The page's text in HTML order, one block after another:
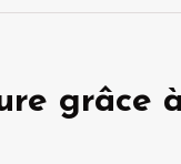
grâce à